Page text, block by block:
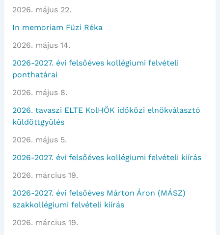
2026. május 22.
In memoriam Füzi Réka
2026. május 14.
2026-2027. évi felsőéves kollégiumi felvételi
ponthatárai
2026. május 8.
2026. tavaszi ELTE KolHÖK időközi elnökválasztó
küldöttgyűlés
2026. május 5.
2026-2027. évi felsőéves kollégiumi felvételi kiírás
2026. március 19.
2026-2027. évi felsőéves Márton Áron (MÁSZ)
szakkollégiumi felvételi kiírás
2026. március 19.